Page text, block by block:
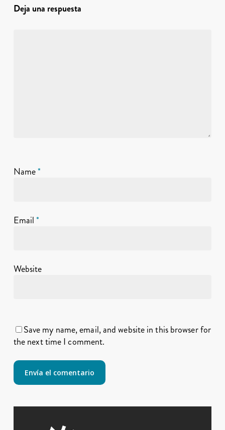
Deja una respuesta
Name*
Email*
Website
Save my name, email, and website in this browser for
the next time I comment.